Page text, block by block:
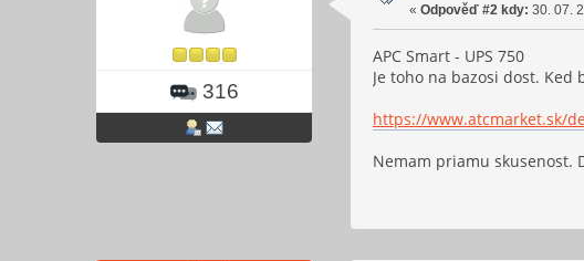
316
« Odpověď #2 kdy: 30. 07.
APC Smart - UPS 750
Je toho na bazosi dost.
https://www.atcmarket.sk/
Nemam priamu skusenost.